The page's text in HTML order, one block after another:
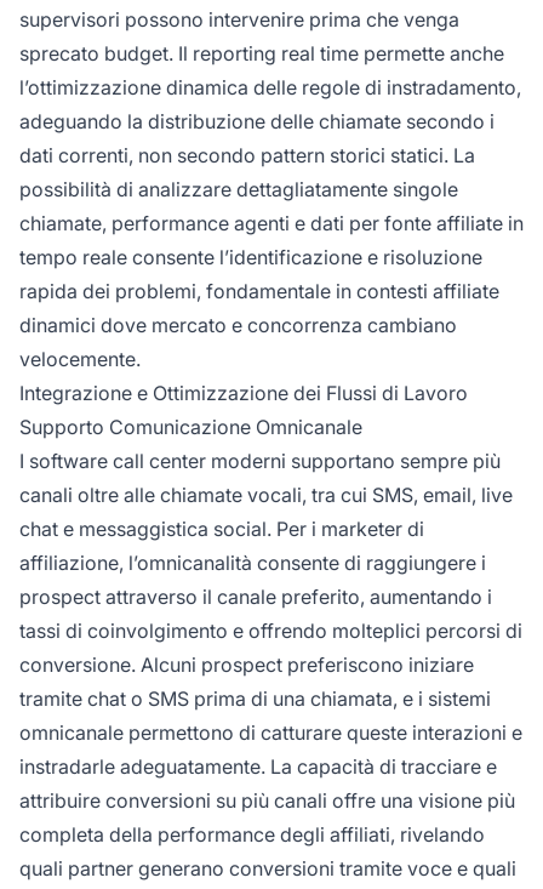
supervisori possono intervenire prima che venga
sprecato budget. Il reporting real time permette anche
l’ottimizzazione dinamica delle regole di instradamento,
adeguando la distribuzione delle chiamate secondo i
dati correnti, non secondo pattern storici statici. La
possibilità di analizzare dettagliatamente singole
chiamate, performance agenti e dati per fonte affiliate in
tempo reale consente l’identificazione e risoluzione
rapida dei problemi, fondamentale in contesti affiliate
dinamici dove mercato e concorrenza cambiano
velocemente.
Integrazione e Ottimizzazione dei Flussi di Lavoro
Supporto Comunicazione Omnicanale
I software call center moderni supportano sempre più
canali oltre alle chiamate vocali, tra cui SMS, email, live
chat e messaggistica social. Per i marketer di
affiliazione, l’omnicanalità consente di raggiungere i
prospect attraverso il canale preferito, aumentando i
tassi di coinvolgimento e offrendo molteplici percorsi di
conversione. Alcuni prospect preferiscono iniziare
tramite chat o SMS prima di una chiamata, e i sistemi
omnicanale permettono di catturare queste interazioni e
instradarle adeguatamente. La capacità di tracciare e
attribuire conversioni su più canali offre una visione più
completa della performance degli affiliati, rivelando
quali partner generano conversioni tramite voce e quali